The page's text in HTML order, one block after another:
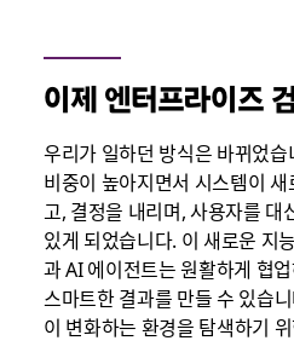
이제 엔터프라이즈
우리가 일하던 방식은 바뀌었
비중이 높아지면서 시스템이
고, 결정을 내리며, 사용자를
있게 되었습니다. 이 새로운 지
과 AI 에이전트는 원활하게 협
스마트한 결과를 만들 수 있습
이 변화하는 환경을 탐색하기